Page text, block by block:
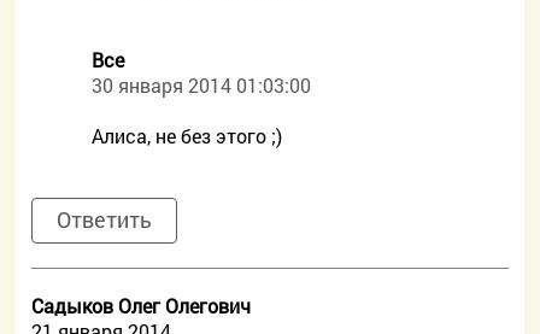
Все
30 января 2014 01:03:00
Алиса, не без этого ;)
Ответить
Садыков Олег Олегович